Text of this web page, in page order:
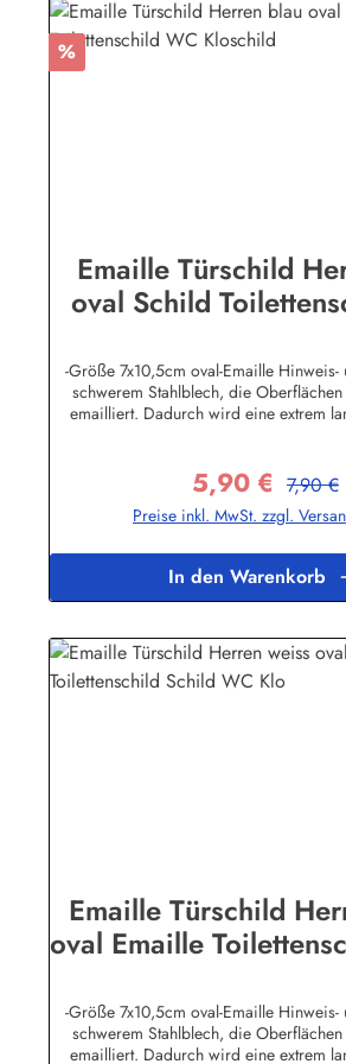
Rabatt
%
Emaille Türschild
oval Schild
-Größe 7x10,5cm oval-Emaille Hinweis-
schwerem Stahlblech, die
emailliert. Dadurch wird eine extrem
enthalten sind, dürfen nur lose
die Lackierung abplatzen kann-Die
auch nach Wunsch gefertigt
Binikowski e.K.Meddenwarf
Verkaufspreis:
5,90 € 7,90 €
Preise inkl. MwSt. zzgl.
In den Warenkorb
Emaille Türschild
oval Emaille
-Größe 7x10,5cm oval-Emaille Hinweis-
schwerem Stahlblech, die
emailliert. Dadurch wird eine extrem